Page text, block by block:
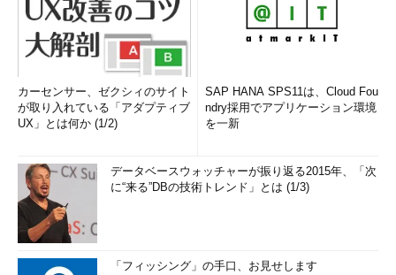
カーセンサー、ゼクシィのサイト
が取り入れている「アダプティブ
UX」とは何か (1/2)
SAP HANA SPS11は、Cloud Fou
ndry採用でアプリケーション環境
を一新
データベースウォッチャーが振り返る2015年、「次
に“来る”DBの技術トレンド」とは (1/3)
「フィッシング」の手口、お見せします